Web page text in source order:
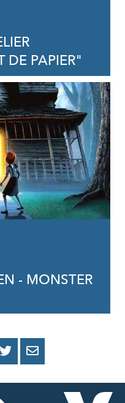
DE PAPIER"
- MONSTER
PARTAGER
PARTAGER